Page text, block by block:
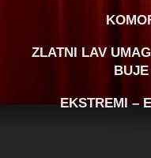
ZLATNI LAV
EKSTREMI –